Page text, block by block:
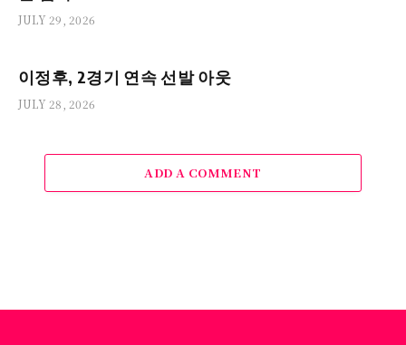
JULY 29, 2026
이정후, 2경기 연속 선발 아웃
JULY 28, 2026
ADD A COMMENT